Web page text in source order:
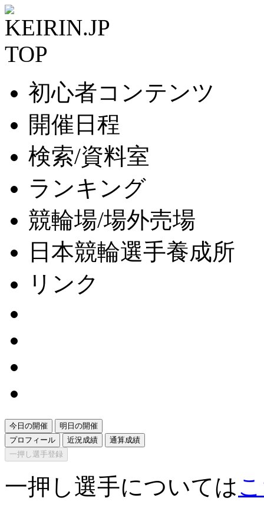
初心者コンテンツ
開催日程
検索/資料室
ランキング
競輪場/場外売場
日本競輪選手養成所
リンク
今日の開催
明日の開催
プロフィール
近況成績
通算成績
一押し選手登録
一押し選手については